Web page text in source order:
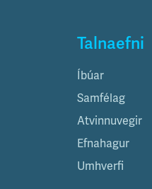
Talnaefni
Íbúar
Samfélag
Atvinnuvegir
Efnahagur
Umhverfi